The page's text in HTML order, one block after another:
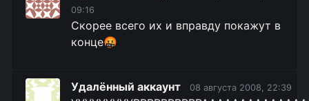
09:16
Скорее всего их и вправду покажут в
конце🤬
Удалённый аккаунт 08 августа 2008, 22:39